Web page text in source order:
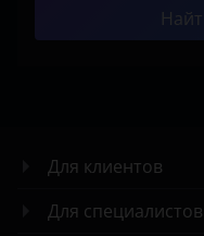
Для клиентов
Для специалистов